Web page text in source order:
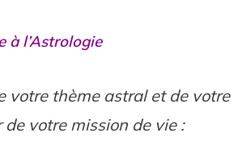
à l’Astrologie
votre thème astral et de votre
votre mission de vie :